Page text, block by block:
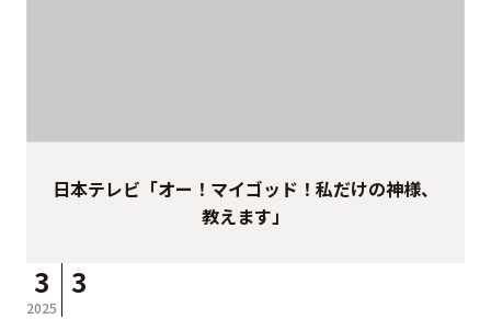
日本テレビ「オー！マイゴッド！私だけの神様、
教えます」
3
2025
3